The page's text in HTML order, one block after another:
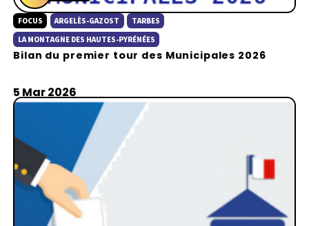
P
l
a
y
FOCUS ARGELÈS-GAZOST
TARBES
LA MONTAGNE DES HAUTES-PYRÉNÉES
Bilan du premier tour des Municipales 2026
5 Mar 2026